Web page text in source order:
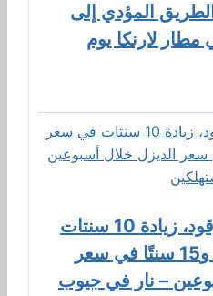
المؤدي إلى
لارنكا يوم
ارتفاع أسعار الوقود، زيادة 10 سنتات
في سعر البنزين و15 سنتًا في سعر
– نار في جيوب